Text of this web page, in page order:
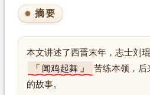
摘要
本文讲述了西晋末年，志士刘
闻鸡起舞
苦练本领，后
的故事。